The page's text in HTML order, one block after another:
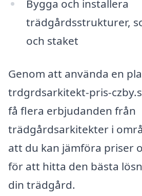
Bygga och installera
trädgårdsstrukturer,
och staket
Genom att använda en
trdgrdsarkitekt-pris-
få flera erbjudanden från
trädgårdsarkitekter i
att du kan jämföra priser
för att hitta den bästa
din trädgård.